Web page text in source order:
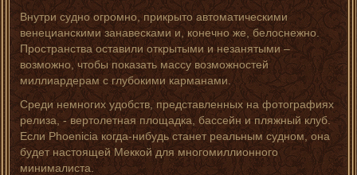
Внутри судно огромно, прикрыто автоматическими
венецианскими занавесками и, конечно же, белоснежно.
Пространства оставили открытыми и незанятыми –
возможно, чтобы показать массу возможностей
миллиардерам с глубокими карманами.
Среди немногих удобств, представленных на фотографиях
релиза, - вертолетная площадка, бассейн и пляжный клуб.
Если Phoenicia когда-нибудь станет реальным судном, она
будет настоящей Меккой для многомиллионного
минималиста.